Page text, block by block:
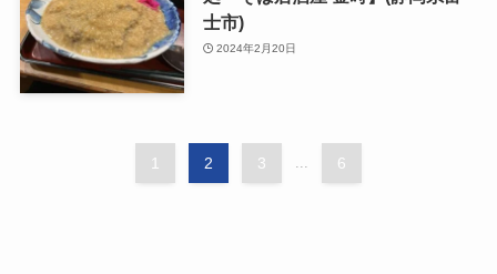
士市)
2024年2月20日
1 2 3 ... 6